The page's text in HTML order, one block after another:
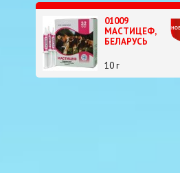
01009
МАСТИЦЕФ,
БЕЛАРУСЬ
10 г